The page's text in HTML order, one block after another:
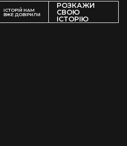
ІСТОРІЙ НАМ
ВЖЕ ДОВІРИЛИ
РОЗКАЖИ
СВОЮ
ІСТОРІЮ